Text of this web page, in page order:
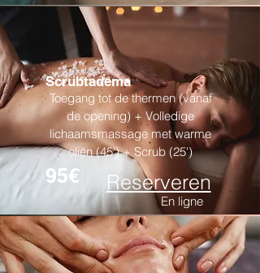
Scrubtadema
Toegang tot de thermen (vanaf
de opening) + Volledige
lichaamsmassage met warme
oliën (45') + Scrub (25')
95€ Reserveren
En ligne